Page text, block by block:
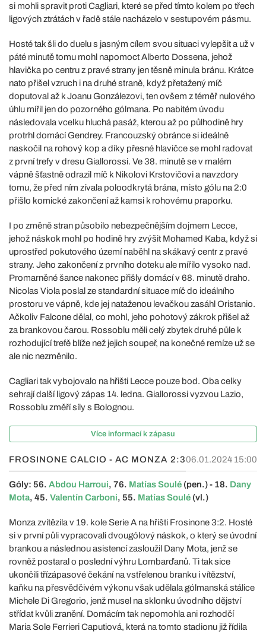
si mohli spravit proti Cagliari, které se před tímto kolem po třech
ligových ztrátách v řadě stále nacházelo v sestupovém pásmu.
Hosté tak šli do duelu s jasným cílem svou situaci vylepšit a už v
páté minutě tomu mohl napomoct Alberto Dossena, jehož
hlavička po centru z pravé strany jen těsně minula bránu. Krátce
nato přišel vzruch i na druhé straně, když přetažený míč
doputoval až k Joanu Gonzálezovi, ten ovšem z téměř nulového
úhlu mířil jen do pozorného gólmana. Po nabitém úvodu
následovala vcelku hluchá pasáž, kterou až po půlhodině hry
protrhl domácí Gendrey. Francouzský obránce si ideálně
naskočil na rohový kop a díky přesné hlavičce se mohl radovat
z první trefy v dresu Giallorossi. Ve 38. minutě se v malém
vápně šťastně odrazil míč k Nikolovi Krstovičovi a navzdory
tomu, že před ním zívala poloodkrytá brána, místo gólu na 2:0
přišlo komické zakončení až kamsi k rohovému praporku.
I po změně stran působilo nebezpečnějším dojmem Lecce,
jehož náskok mohl po hodině hry zvýšit Mohamed Kaba, když si
uprostřed pokutového území naběhl na skákavý centr z pravé
strany. Jeho zakončení z prvního doteku ale mířilo vysoko nad.
Promarněné šance nakonec přišly domácí v 68. minutě draho.
Nicolas Viola poslal ze standardní situace míč do ideálního
prostoru ve vápně, kde jej nataženou levačkou zasáhl Oristanio.
Ačkoliv Falcone dělal, co mohl, jeho pohotový zákrok přišel až
za brankovou čarou. Rossoblu měli celý zbytek druhé půle k
rozhodující trefě blíže než jejich soupeř, na konečné remíze už se
ale nic nezměnilo.
Cagliari tak vybojovalo na hřišti Lecce pouze bod. Oba celky
sehrají další ligový zápas 14. ledna. Giallorossi vyzvou Lazio,
Rossoblu změří síly s Bolognou.
Více informací k zápasu
FROSINONE CALCIO - AC MONZA 2:306.01.2024 15:00
Góly: 56. Abdou Harroui, 76. Matías Soulé (pen.) - 18. Dany
Mota, 45. Valentín Carboni, 55. Matías Soulé (vl.)
Monza zvítězila v 19. kole Serie A na hřišti Frosinone 3:2. Hosté
si v první půli vypracovali dvougólový náskok, o který se úvodní
brankou a následnou asistencí zasloužil Dany Mota, jenž se
rovněž postaral o poslední výhru Lombarďanů. Ti tak sice
ukončili třízápasové čekání na vstřelenou branku i vítězství,
kaňku na přesvědčivém výkonu však udělala gólmanská stálice
Michele Di Gregorio, jenž musel na sklonku úvodního dějství
střídat kvůli zranění. Domácím tak nepomohla ani rozhodčí
Maria Sole Ferrieri Caputiová, která na tomto stadionu již řídila